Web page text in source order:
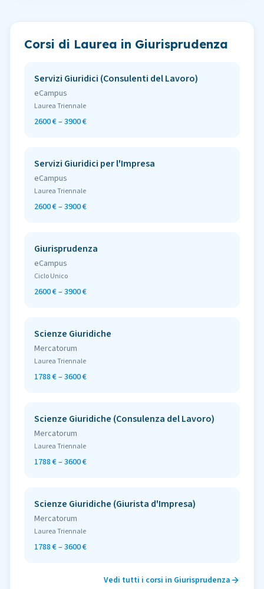
Corsi di Laurea in Giurisprudenza
Servizi Giuridici (Consulenti del Lavoro)
eCampus
Laurea Triennale
2600 € – 3900 €
Servizi Giuridici per l'Impresa
eCampus
Laurea Triennale
2600 € – 3900 €
Giurisprudenza
eCampus
Ciclo Unico
2600 € – 3900 €
Scienze Giuridiche
Mercatorum
Laurea Triennale
1788 € – 3600 €
Scienze Giuridiche (Consulenza del Lavoro)
Mercatorum
Laurea Triennale
1788 € – 3600 €
Scienze Giuridiche (Giurista d'Impresa)
Mercatorum
Laurea Triennale
1788 € – 3600 €
Vedi tutti i corsi in Giurisprudenza